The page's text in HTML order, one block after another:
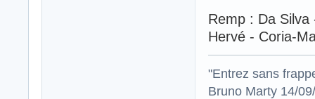
Remp : Da
Hervé - Coria-
"Entrez sans
Bruno Marty 14/